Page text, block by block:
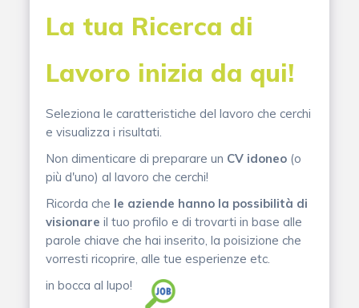
La tua Ricerca di
Lavoro inizia da qui!
Seleziona le caratteristiche del lavoro che cerchi
e visualizza i risultati.
Non dimenticare di preparare un CV idoneo (o
più d'uno) al lavoro che cerchi!
Ricorda che le aziende hanno la possibilità di
visionare il tuo profilo e di trovarti in base alle
parole chiave che hai inserito, la poisizione che
vorresti ricoprire, alle tue esperienze etc.
in bocca al lupo!